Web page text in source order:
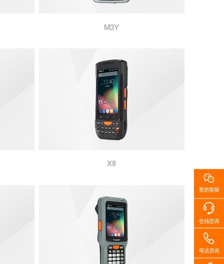
M3Y
X8
售前客服
在线咨询
电话咨询